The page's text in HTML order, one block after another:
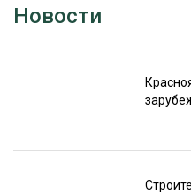
Новости